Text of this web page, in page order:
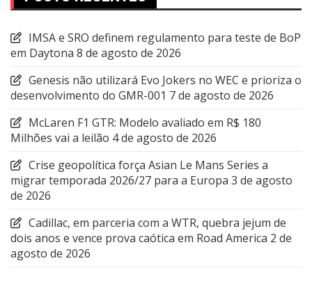
IMSA e SRO definem regulamento para teste de BoP
em Daytona 8 de agosto de 2026
Genesis não utilizará Evo Jokers no WEC e prioriza o
desenvolvimento do GMR-001 7 de agosto de 2026
McLaren F1 GTR: Modelo avaliado em R$ 180
Milhões vai a leilão 4 de agosto de 2026
Crise geopolítica força Asian Le Mans Series a
migrar temporada 2026/27 para a Europa 3 de agosto
de 2026
Cadillac, em parceria com a WTR, quebra jejum de
dois anos e vence prova caótica em Road America 2 de
agosto de 2026